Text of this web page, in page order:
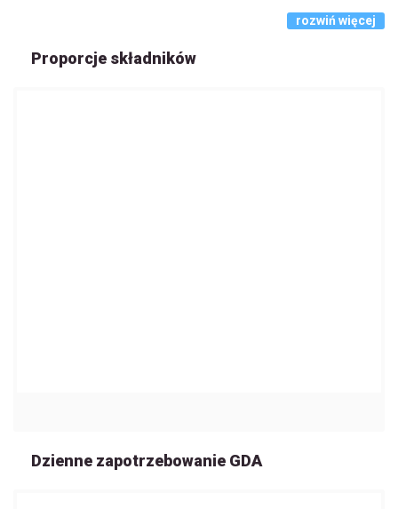
rozwiń więcej
Proporcje składników
Dzienne zapotrzebowanie GDA